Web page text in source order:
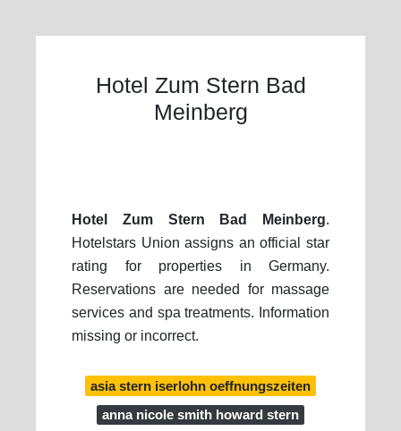
Hotel Zum Stern Bad
Meinberg
Hotel Zum Stern Bad Meinberg.
Hotelstars Union assigns an official star
rating for properties in Germany.
Reservations are needed for massage
services and spa treatments. Information
missing or incorrect.
asia stern iserlohn oeffnungszeiten
anna nicole smith howard stern